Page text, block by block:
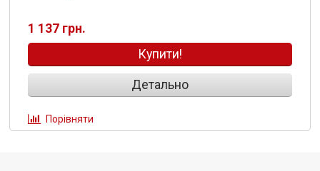
1 137 грн.
Купити!
Детально
Порівняти